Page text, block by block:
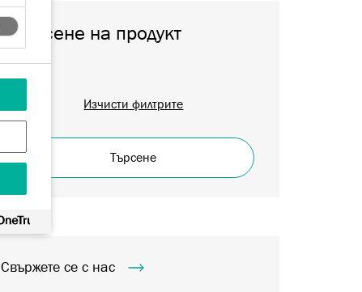
Търсене на продукт
Изчисти филтрите
Търсене
Свържете се с нас